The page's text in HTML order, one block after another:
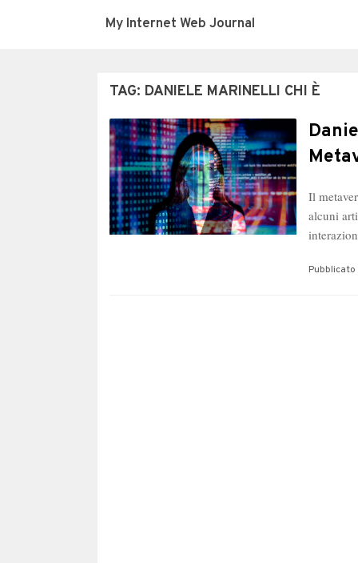
My Internet Web Journal
TAG: DANIELE MARINELLI CHI È
Il
alcuni
Pubblicato